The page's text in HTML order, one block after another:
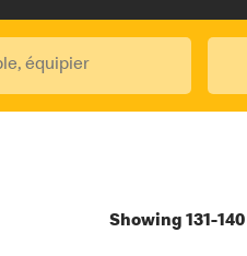
Showing 131-140